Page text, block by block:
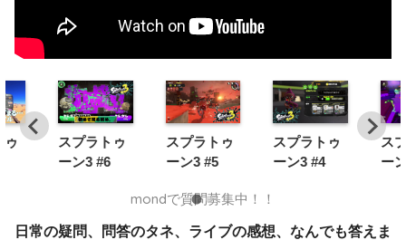
ゥ
スプラトゥ
ーン3 #6
スプラトゥ
ーン3 #5
スプラトゥ
ーン3 #4
ス
ー
mondで質問募集中！！
日常の疑問、問答のタネ、ライブの感想、なんでも答えま